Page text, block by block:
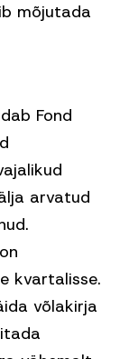
mõjutada
Fond
arvatud
kvartalisse.
võlakirja